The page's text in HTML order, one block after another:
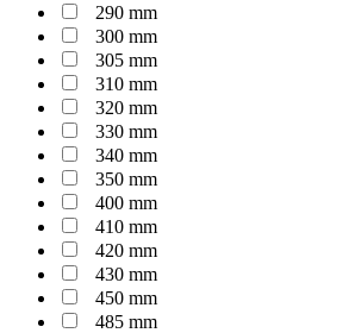
290 mm
300 mm
305 mm
310 mm
320 mm
330 mm
340 mm
350 mm
400 mm
410 mm
420 mm
430 mm
450 mm
485 mm